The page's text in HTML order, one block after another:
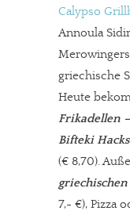
Calypso
Annoula
griechische
Heute
Frikadellen
Bifteki
(€ 8,70).
7,- €), Pizza